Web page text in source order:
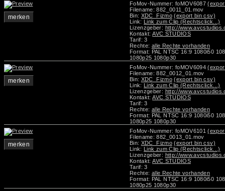
merken
FoMov-Nummer: foMOV6087
Filename: 882_0011_01.mov
Bin: XDC_Fizmo (export bin csv)
Link: Link zum Clip (Rechtsclick...)
Lizenzgeber: http://
Kontakt:AVC STUDIOS
Tarif: 3
Rechte: alle Rechte vorhanden
Format: PAL NTSC 16:9 1080i50
1080p25 1080p30
merken
FoMov-Nummer: foMOV6094
Filename: 882_0012_01.mov
Bin: XDC_Fizmo (export bin csv)
Link: Link zum Clip (Rechtsclick...)
Lizenzgeber: http://
Kontakt:AVC STUDIOS
Tarif: 3
Rechte: alle Rechte vorhanden
Format: PAL NTSC 16:9 1080i50
1080p25 1080p30
merken
FoMov-Nummer: foMOV6101
Filename: 882_0013_01.mov
Bin: XDC_Fizmo (export bin csv)
Link: Link zum Clip (Rechtsclick...)
Lizenzgeber: http://
Kontakt:AVC STUDIOS
Tarif: 3
Rechte: alle Rechte vorhanden
Format: PAL NTSC 16:9 1080i50
1080p25 1080p30